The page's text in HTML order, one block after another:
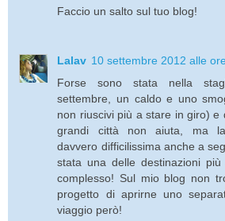
Faccio un salto sul tuo blog!
Lalav 10 settembre 2012 alle
Forse sono stata nella
settembre, un caldo e uno
non riuscivi più a stare in giro) e
grandi città non aiuta, ma la
davvero difficilissima anche a
stata una delle destinazioni
complesso! Sul mio blog non
progetto di aprirne uno
viaggio però!